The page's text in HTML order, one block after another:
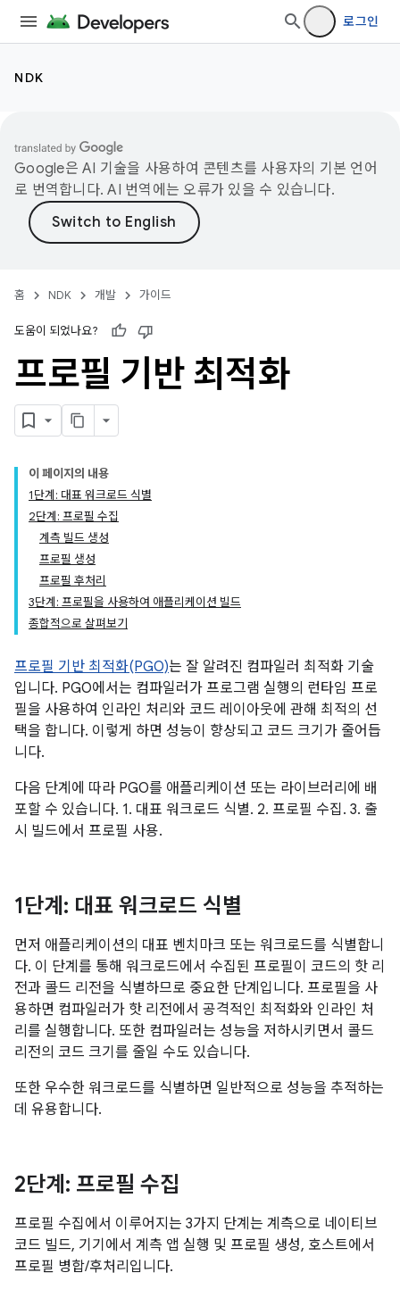
로그인
NDK
Google은 AI 기술을 사용하여 콘텐츠를 사용자의 기본 언어
로 번역합니다. AI 번역에는 오류가 있을 수 있습니다.
홈 NDK 개발 가이드
도움이 되었나요?
프로필 기반 최적화
이 페이지의 내용
1단계: 대표 워크로드 식별
2단계: 프로필 수집
계측 빌드 생성
프로필 생성
프로필 후처리
3단계: 프로필을 사용하여 애플리케이션 빌드
종합적으로 살펴보기
프로필 기반 최적화(PGO)는 잘 알려진 컴파일러 최적화 기술
입니다. PGO에서는 컴파일러가 프로그램 실행의 런타임 프로
필을 사용하여 인라인 처리와 코드 레이아웃에 관해 최적의 선
택을 합니다. 이렇게 하면 성능이 향상되고 코드 크기가 줄어듭
니다.
다음 단계에 따라 PGO를 애플리케이션 또는 라이브러리에 배
포할 수 있습니다. 1. 대표 워크로드 식별. 2. 프로필 수집. 3. 출
시 빌드에서 프로필 사용.
1단계: 대표 워크로드 식별
먼저 애플리케이션의 대표 벤치마크 또는 워크로드를 식별합니
다. 이 단계를 통해 워크로드에서 수집된 프로필이 코드의 핫 리
전과 콜드 리전을 식별하므로 중요한 단계입니다. 프로필을 사
용하면 컴파일러가 핫 리전에서 공격적인 최적화와 인라인 처
리를 실행합니다. 또한 컴파일러는 성능을 저하시키면서 콜드
리전의 코드 크기를 줄일 수도 있습니다.
또한 우수한 워크로드를 식별하면 일반적으로 성능을 추적하는
데 유용합니다.
2단계: 프로필 수집
프로필 수집에서 이루어지는 3가지 단계는 계측으로 네이티브
코드 빌드, 기기에서 계측 앱 실행 및 프로필 생성, 호스트에서
프로필 병합/후처리입니다.